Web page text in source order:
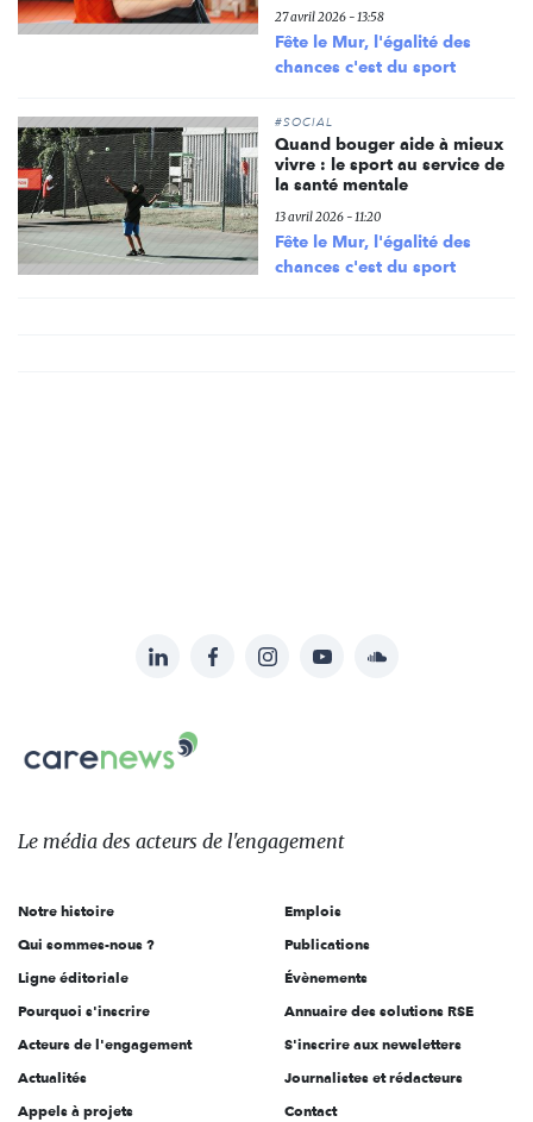
27 avril 2026 - 13:58
Fête le Mur, l'égalité des
chances c'est du sport
#SOCIAL
Quand bouger aide à mieux
vivre : le sport au service de
la santé mentale
13 avril 2026 - 11:20
Fête le Mur, l'égalité des
chances c'est du sport
sur:
LinkedInFacebookInstagramYouTubeSoundcloud
Carenews,
Le
des
l'engagement
Le média des acteurs de l'engagement
Notre histoire
Qui sommes-nous ?
Ligne éditoriale
Pourquoi s'inscrire
Acteurs de l'engagement
Actualités
Appels à projets
Emplois
Publications
Évènements
Annuaire des solutions RSE
S'inscrire aux newsletters
Journalistes et rédacteurs
Contact